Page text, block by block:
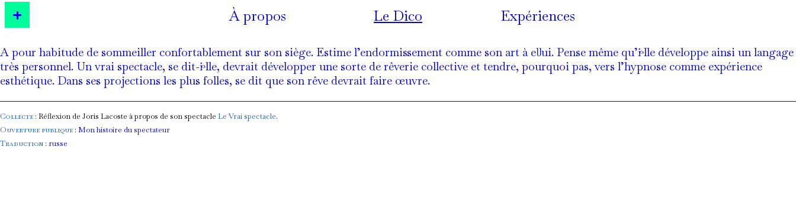
À propos Le Dico Expériences
Spectateurice-Hypnotisé·e
A pour habitude de sommeiller confortablement sur son siège. Estime l’endormissement comme son art à el·lui. Pense même qu’i·elle développe ainsi un langage
très personnel. Un vrai spectacle, se dit-i·elle, devrait développer une sorte de rêverie collective et tendre, pourquoi pas, vers l’hypnose comme expérience
esthétique. Dans ses projections les plus folles, se dit que son rêve devrait faire œuvre.
Collecte : Réflexion de Joris Lacoste à propos de son spectacle Le Vrai spectacle.
Ouverture publique : Mon histoire du spectateur
Traduction : russe